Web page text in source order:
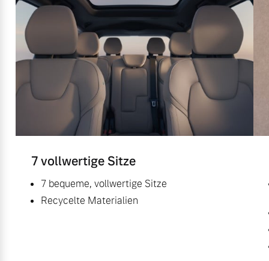
7 vollwertige Sitze
7 bequeme, vollwertige Sitze
Recycelte Materialien